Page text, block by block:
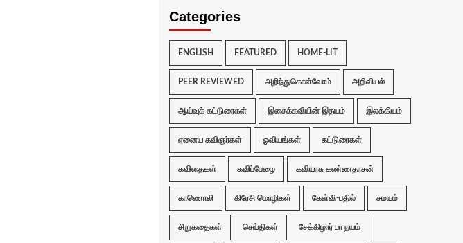
Categories
ENGLISH FEATURED HOME-LIT
PEER REVIEWED அறிந்துகொள்வோம் அறிவியல்
ஆய்வுக் கட்டுரைகள் இசைக்கவியின் இதயம் இலக்கியம்
ஏனைய கவிஞர்கள் ஓவியங்கள் கட்டுரைகள்
கவிதைகள் கவிப்பேழை கவியரசு கண்ணதாசன்
காணொலி கிரேசி மொழிகள் கேள்வி-பதில் சமயம்
சிறுகதைகள் செய்திகள் சேக்கிழார் பா நயம்